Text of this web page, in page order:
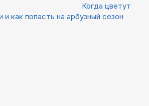
Когда цветут
как попасть на арбузный сезон